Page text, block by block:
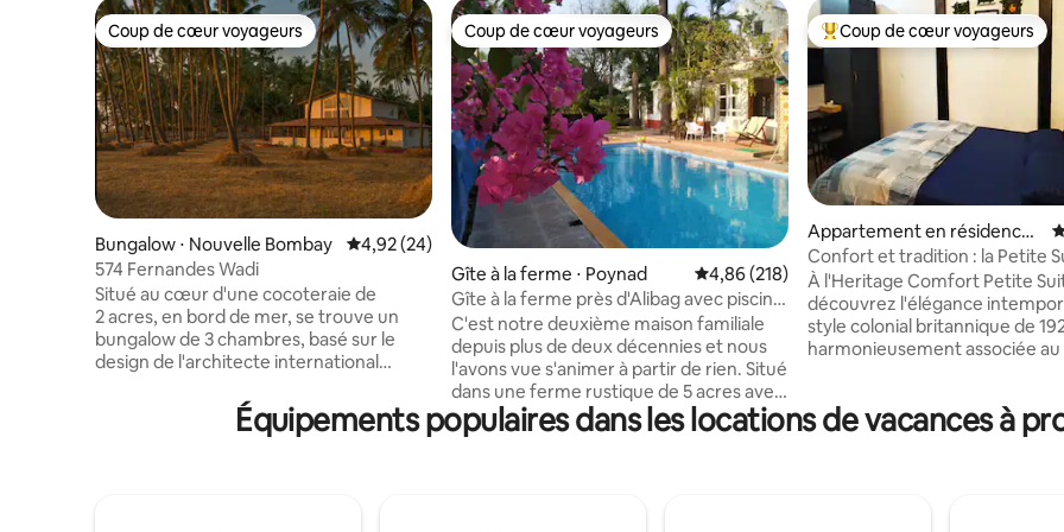
Coup de cœur voyageurs
Coup de cœur voyageurs
Bungalow ⋅ Nouvelle Bombay Évaluation moyenne sur la base de 24 commentaires : 4,92 sur 5
4,92 (24)
574 Fernandes Wadi
Situé au cœur d'une cocoteraie de
2 acres, en bord de mer, se trouve un
bungalow de 3 chambres, basé sur le
design de l'architecte international
voiture/ferry de Mumbai. Nos voyageurs
se déconnectent de la ville et se
Coup de cœur voyageurs
Coup de cœur voyageurs
Gîte à la ferme ⋅ Poynad Évaluation moyenne sur la base de 218
4,86 (218)
Gîte à la ferme près d'Alibag avec piscine
privée
C'est notre deuxième maison familiale
depuis plus de deux décennies et nous
l'avons vue s'animer à partir de rien. Situé
dans une ferme rustique de 5 acres avec
un ruisseau qui court près de la propriété
(malheureusement seulement dans la
Coups de cœur voyageurs les
Coup de cœur voyageurs
Appartement en résidence ⋅
Bombay
Confort et tradition : la Petite
À l'Heritage Comfort Petite
découvrez l'élégance
style colonial britannique de
harmonieusement associée
cœur de South Mumbai, idéal
courts séjours. Nous avons
Équipements populaires dans les locations de vacances à